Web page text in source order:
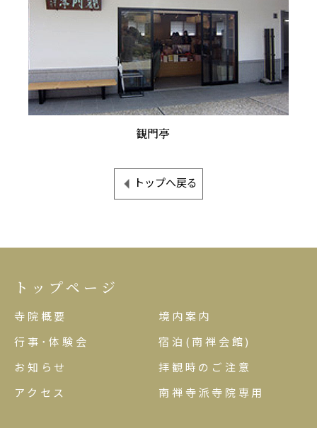
観門亭
トップへ戻る
トップページ
寺院概要
境内案内
行事･体験会
宿泊(南禅会館)
お知らせ
拝観時のご注意
アクセス
南禅寺派寺院専用